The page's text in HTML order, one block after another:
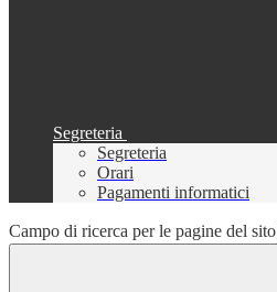
Segreteria
Segreteria
Orari
Pagamenti informatici
Campo di ricerca per le pagine del sito